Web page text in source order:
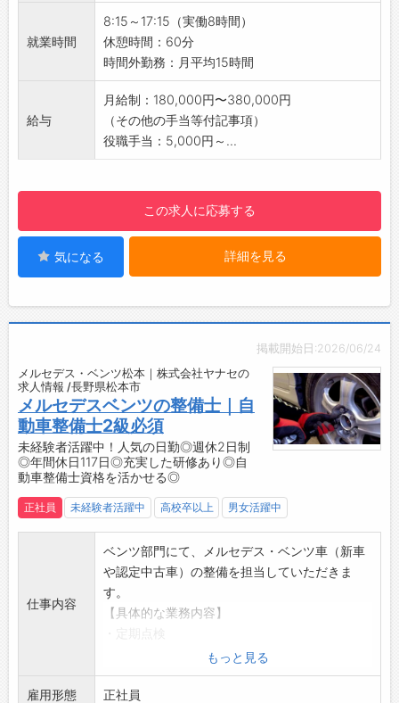
する状態でお客様に車をお返しするときに達成
感を感じます！
・難しい診断や修理もあり、失敗して悩んだり
苦労したりしながら、先輩方からの助けや教え
を受けて作業が完成した時には、大変喜びを感
じることができます！
・資格取得費用を全額負担します◎
・最新の技術にも対応できるよう、設備・技術
講習に参加して、幅広い愛車のメンテナンスを
・研修は「車検整備・板金塗装・フロント・人
・有資格者の先輩社員が勉強会を開催する社内
心して業務に取り組み、整備技術を磨けます♪
▼車検整備のスキルアップ研修
・オートメカニック支援体制（無資格者を段階
的に有資格者に育成する）
・新人メカニック早期戦力化セミナー
・次世代自動車セミナー
・ハイブリットカーセミナー
・EV研修（電気自動車）
・クリーンディーゼル研修
・OBDスキャンツール研修
【職場の雰囲気・社風】
使いのお客様に、安心安全で自由な日常生活の
手段として使っていただき、先自動車の進化が
就業時間
8:15～17:15（実働8時間）
休憩時間：60分
時間外勤務：月平均15時間
給与
月給制：180,000円〜380,000円
（その他の手当等付記事項）
役職手当：5,000円～...
この求人に応募する
気になる 詳細を見る
掲載開始日:2026/06/24
メルセデス・ベンツ松本｜株式会社ヤナセの
求人情報 /長野県松本市
メルセデスベンツの整備士｜自
動車整備士2級必須
未経験者活躍中！人気の日勤◎週休2日制
◎年間休日117日◎充実した研修あり◎自
動車整備士資格を活かせる◎
正社員 未経験者活躍中 高校卒以上 男女活躍中
仕事内容
ベンツ部門にて、メルセデス・ベンツ車（新車
や認定中古車）の整備を担当していただきま
す。
【具体的な業務内容】
・車検
・故障状況により、パーツ交換、重整備
もっと見る
雇用形態 正社員